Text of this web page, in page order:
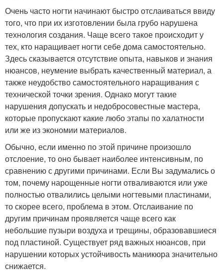
Очень часто ногти начинают быстро отслаиваться ввиду
того, что при их изготовлении была грубо нарушена
технология создания. Чаще всего такое происходит у
тех, кто наращивает ногти себе дома самостоятельно.
Здесь сказывается отсутствие опыта, навыков и знания
нюансов, неумение выбрать качественный материал, а
также неудобство самостоятельного наращивания с
технической точки зрения. Однако могут такие
нарушения допускать и недобросовестные мастера,
которые пропускают какие любо этапы по халатности
или же из экономии материалов.
Обычно, если именно по этой причине произошло
отслоение, то оно бывает наиболее интенсивным, по
сравнению с другими причинами. Если Вы задумались о
том, почему нарощенные ногти отваливаются или уже
полностью отвалились целыми ногтевыми пластинами,
то скорее всего, проблема в этом. Отслаивание по
другим причинам проявляется чаще всего как
небольшие пузыри воздуха и трещины, образовавшиеся
под пластиной. Существует ряд важных нюансов, при
нарушении которых устойчивость маникюра значительно
снижается.